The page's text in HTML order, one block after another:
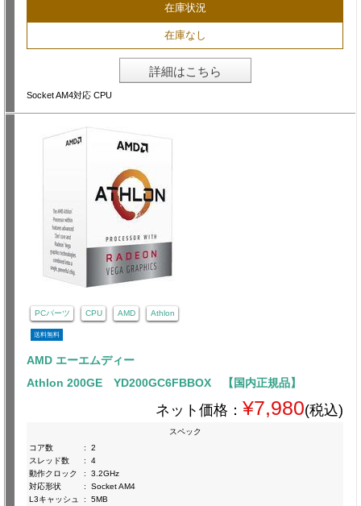
在庫状況
在庫なし
詳細はこちら
Socket AM4対応 CPU
PCパーツ CPU AMD Athlon
送料無料
AMD エーエムディー
Athlon 200GE YD200GC6FBBOX 【国内正規品】
ネット価格： ¥7,980(税込)
スペック
コア数
:
2
スレッド数
:
4
動作クロック
:
3.2GHz
対応形状
:
Socket AM4
L3キャッシュ
:
5MB